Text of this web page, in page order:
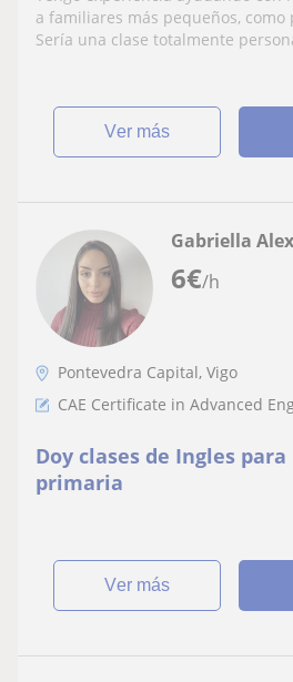
a familiares más pequeños,
Sería una clase totalmente
ver más
6€/h
Gabriella
Pontevedra Capital, Vigo
CAE Certificate in Advanced
Doy clases de Ingles
primaria
ver más